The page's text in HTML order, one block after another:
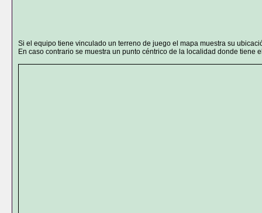
Si el equipo tiene vinculado un terreno de juego el mapa muestra su
En caso contrario se muestra un punto céntrico de la localidad donde tiene